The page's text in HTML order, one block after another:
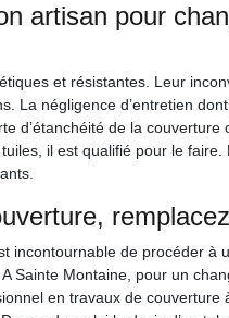
artisan pour
et résistantes. Leur
La négligence d’entretien
d’étanchéité de la
il est qualifié pour le
incontournable de procéder
Sainte Montaine, pour un
en travaux de